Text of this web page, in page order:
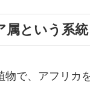
属という系統
物で、アフリカ